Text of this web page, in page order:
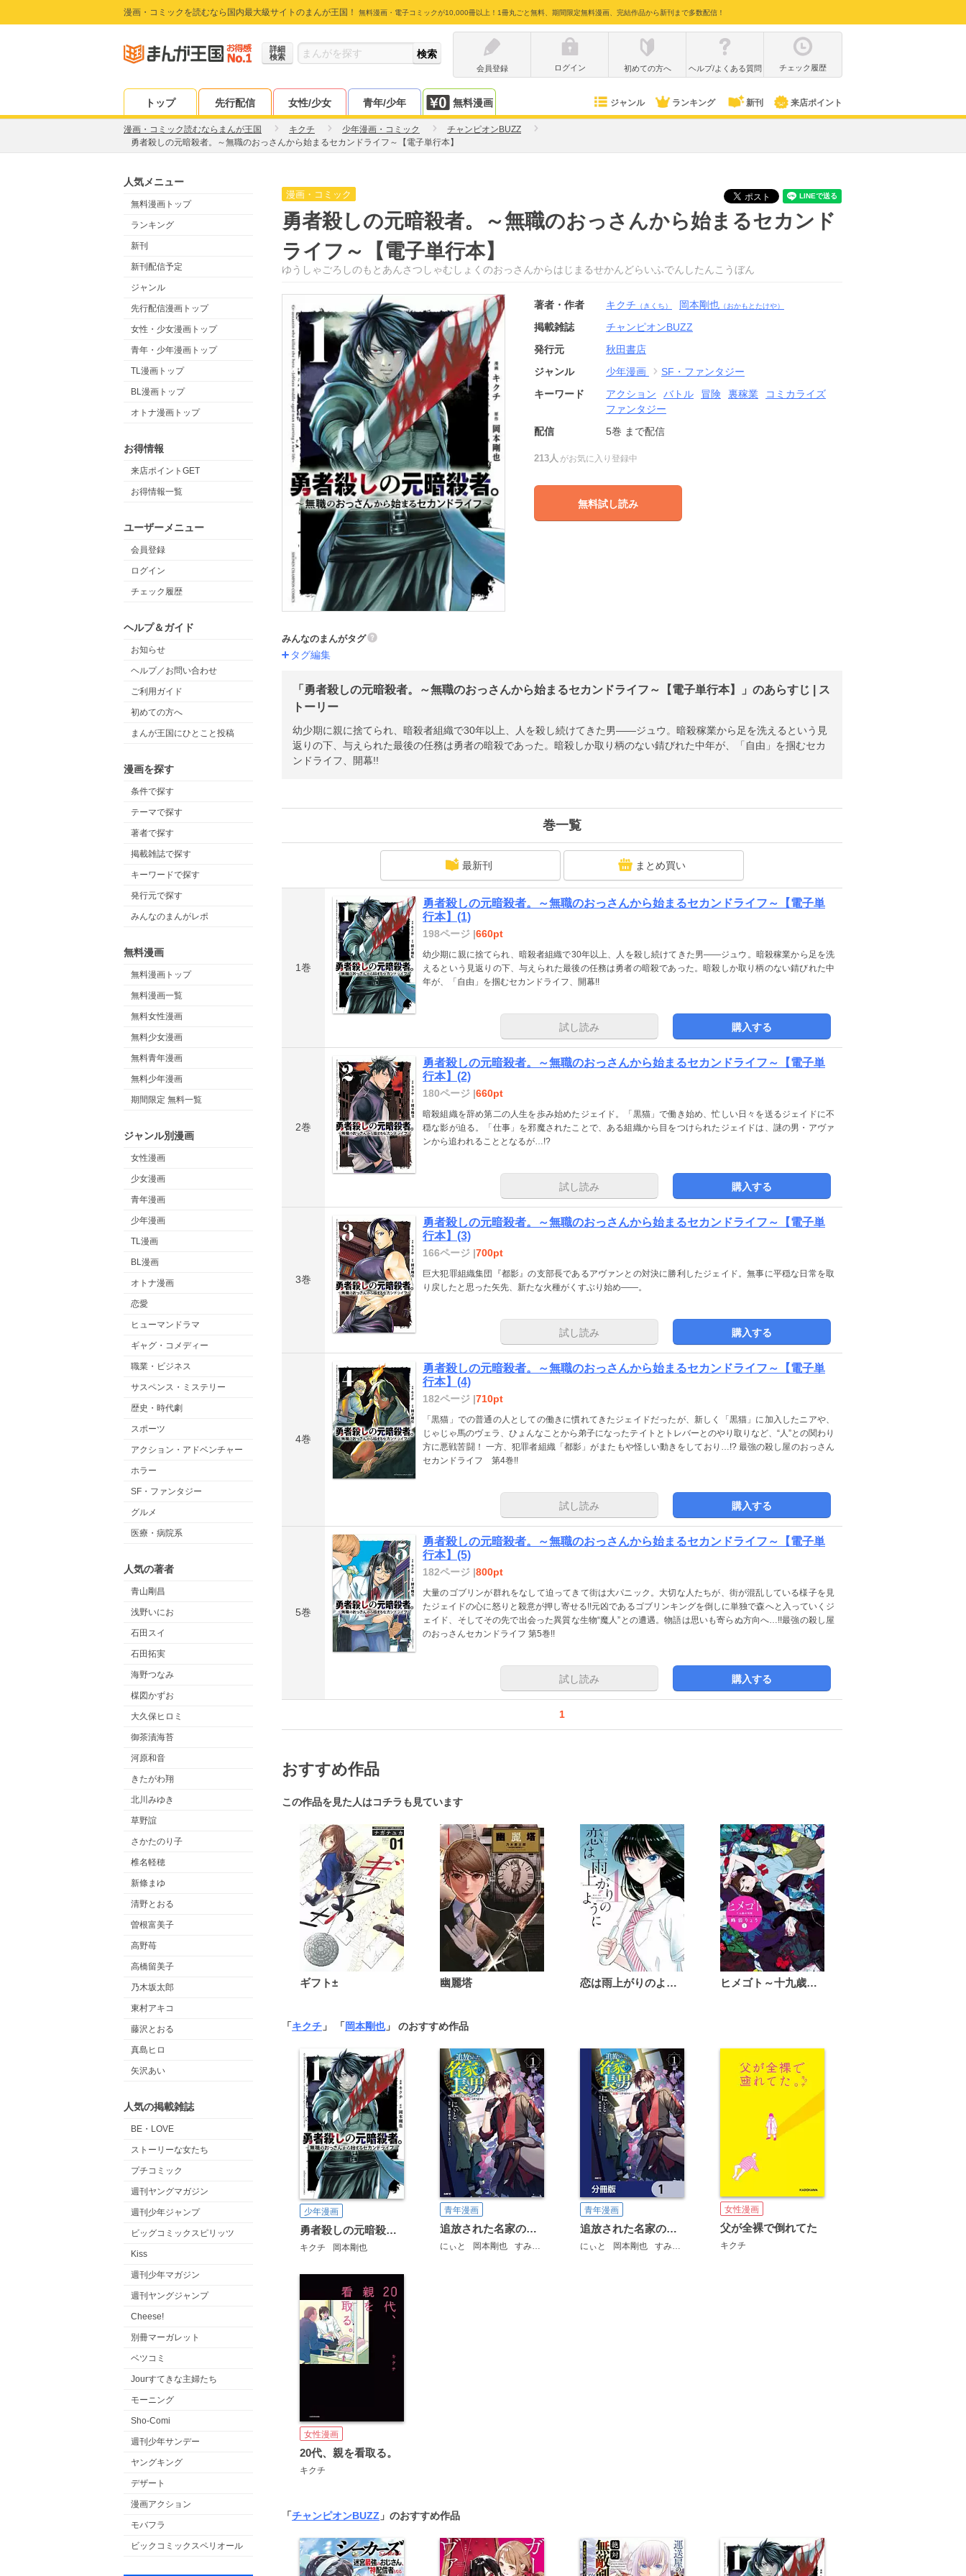
漫画・コミックを読むなら国内最大級サイトのまんが王国！ 無料漫画・電子コミックが10,000冊以上！1冊丸ごと無料、期間限定無料漫画、完結作品から新刊まで多数配信！
詳細
検索
会員登録
ログイン 初めての方へ ヘルプ/よくある質問 チェック履歴
トップ 先行配信 女性/少女 青年/少年 無料漫画 ジャンル ランキング 新刊 来店ポイント
漫画・コミック読むならまんが王国 キクチ 少年漫画・コミック
チャンピオンBUZZ
勇者殺しの元暗殺者。～無職のおっさんから始まるセカンドライフ～【電子単行本】
人気メニュー
無料漫画トップ
ランキング
新刊
新刊配信予定
ジャンル
先行配信漫画トップ
女性・少女漫画トップ
青年・少年漫画トップ
TL漫画トップ
BL漫画トップ
オトナ漫画トップ
お得情報
来店ポイントGET
お得情報一覧
ユーザーメニュー
会員登録
ログイン
チェック履歴
ヘルプ＆ガイド
お知らせ
ヘルプ／お問い合わせ
ご利用ガイド
初めての方へ
まんが王国にひとこと投稿
漫画を探す
条件で探す
テーマで探す
著者で探す
掲載雑誌で探す
キーワードで探す
発行元で探す
みんなのまんがレポ
無料漫画
無料漫画トップ
無料漫画一覧
無料女性漫画
無料少女漫画
無料青年漫画
無料少年漫画
期間限定 無料一覧
ジャンル別漫画
女性漫画
少女漫画
青年漫画
少年漫画
TL漫画
BL漫画
オトナ漫画
恋愛
ヒューマンドラマ
ギャグ・コメディー
職業・ビジネス
サスペンス・ミステリー
歴史・時代劇
スポーツ
アクション・アドベンチャー
ホラー
SF・ファンタジー
グルメ
医療・病院系
人気の著者
青山剛昌
浅野いにお
石田スイ
石田拓実
海野つなみ
楳図かずお
大久保ヒロミ
御茶漬海苔
河原和音
きたがわ翔
北川みゆき
草野誼
さかたのり子
椎名軽穂
新條まゆ
清野とおる
曽根富美子
高野苺
高橋留美子
乃木坂太郎
東村アキコ
藤沢とおる
真島ヒロ
矢沢あい
人気の掲載雑誌
BE・LOVE
ストーリーな女たち
プチコミック
週刊ヤングマガジン
週刊少年ジャンプ
ビッグコミックスピリッツ
Kiss
週刊少年マガジン
週刊ヤングジャンプ
Cheese!
別冊マーガレット
ベツコミ
Jourすてきな主婦たち
モーニング
Sho-Comi
週刊少年サンデー
ヤングキング
デザート
漫画アクション
モバフラ
ビックコミックスペリオール
漫画・コミック
勇者殺しの元暗殺者。～無職のおっさんから始まるセカンド
ライフ～【電子単行本】
ゆうしゃごろしのもとあんさつしゃむしょくのおっさんからはじまるせかんどらいふでんしたんこうぼん
著者・作者 キクチ （きくち） 岡本剛也 （おかもとたけや）
掲載雑誌
チャンピオンBUZZ
発行元
秋田書店
ジャンル
少年漫画
SF・ファンタジー
キーワード
アクション バトル 冒険 裏稼業
コミカライズ
ファンタジー
配信
5巻 まで配信
213人 がお気に入り登録中
無料試し読み
みんなのまんがタグ
タグ編集
「勇者殺しの元暗殺者。～無職のおっさんから始まるセカンドライフ～【電子単行本】」のあらすじ | ス
トーリー
幼少期に親に捨てられ、暗殺者組織で30年以上、人を殺し続けてきた男――ジュウ。暗殺稼業から足を洗えるという見
返りの下、与えられた最後の任務は勇者の暗殺であった。暗殺しか取り柄のない錆びれた中年が、「自由」を掴むセカ
ンドライフ、開幕!!
巻一覧
最新刊 まとめ買い
1巻
勇者殺しの元暗殺者。～無職のおっさんから始まるセカンドライフ～【電子単
行本】(1)
198ページ |660pt
幼少期に親に捨てられ、暗殺者組織で30年以上、人を殺し続けてきた男――ジュウ。暗殺稼業から足を洗
えるという見返りの下、与えられた最後の任務は勇者の暗殺であった。暗殺しか取り柄のない錆びれた中
年が、「自由」を掴むセカンドライフ、開幕!!
試し読み 購入する
2巻
勇者殺しの元暗殺者。～無職のおっさんから始まるセカンドライフ～【電子単
行本】(2)
180ページ |660pt
暗殺組織を辞め第二の人生を歩み始めたジェイド。「黒猫」で働き始め、忙しい日々を送るジェイドに不
穏な影が迫る。「仕事」を邪魔されたことで、ある組織から目をつけられたジェイドは、謎の男・アヴァ
ンから追われることとなるが…!?
試し読み 購入する
3巻
勇者殺しの元暗殺者。～無職のおっさんから始まるセカンドライフ～【電子単
行本】(3)
166ページ |700pt
巨大犯罪組織集団『都影』の支部長であるアヴァンとの対決に勝利したジェイド。無事に平穏な日常を取
り戻したと思った矢先、新たな火種がくすぶり始め――。
試し読み 購入する
4巻
勇者殺しの元暗殺者。～無職のおっさんから始まるセカンドライフ～【電子単
行本】(4)
182ページ |710pt
「黒猫」での普通の人としての働きに慣れてきたジェイドだったが、新しく「黒猫」に加入したニアや、
じゃじゃ馬のヴェラ、ひょんなことから弟子になったテイトとトレバーとのやり取りなど、“人”との関わり
方に悪戦苦闘！ 一方、犯罪者組織「都影」がまたもや怪しい動きをしており…!? 最強の殺し屋のおっさん
セカンドライフ 第4巻!!
試し読み 購入する
5巻
勇者殺しの元暗殺者。～無職のおっさんから始まるセカンドライフ～【電子単
行本】(5)
182ページ |800pt
大量のゴブリンが群れをなして迫ってきて街は大パニック。大切な人たちが、街が混乱している様子を見
たジェイドの心に怒りと殺意が押し寄せる!!元凶であるゴブリンキングを倒しに単独で森へと入っていくジ
ェイド、そしてその先で出会った異質な生物“魔人”との遭遇。物語は思いも寄らぬ方向へ…!!最強の殺し屋
のおっさんセカンドライフ 第5巻!!
試し読み 購入する
1
おすすめ作品
この作品を見た人はコチラも見ています
ギフト± 幽麗塔 恋は雨上がりのように ヒメゴト～十九歳の制服～
「キクチ 」 「岡本剛也」 のおすすめ作品
少年漫画
勇者殺しの元暗殺者。～無職のおっさんから始まるセカンドライフ～(話売り)
キクチ 岡本剛也
青年漫画
追放された名家の長男 ～馬鹿にされたハズレスキルで最強へと昇り詰める～
にぃと 岡本剛也 すみ兵
青年漫画
追放された名家の長男 ～馬鹿にされたハズレスキルで最強へと昇り詰める～ 【分冊版】
にぃと 岡本剛也 すみ兵
女性漫画
父が全裸で倒れてた
キクチ
女性漫画
20代、親を看取る。
キクチ
「チャンピオンBUZZ 」のおすすめ作品